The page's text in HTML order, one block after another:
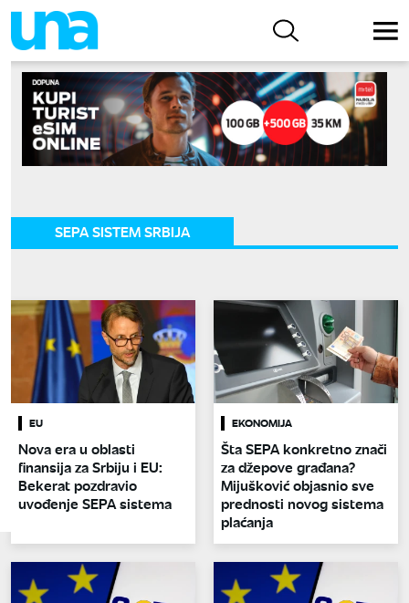
SEPA SISTEM SRBIJA
EU
Nova era u oblasti
finansija za Srbiju i EU:
Bekerat pozdravio
uvođenje SEPA sistema
EKONOMIJA
Šta SEPA konkretno znači
za džepove građana?
Mijušković objasnio sve
prednosti novog sistema
plaćanja